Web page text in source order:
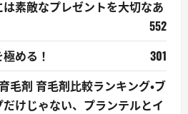
素敵なプレゼントを大切なあ
552
める！
301
毛剤 育毛剤比較ランキング・ブ
けじゃない、プランテルとイ